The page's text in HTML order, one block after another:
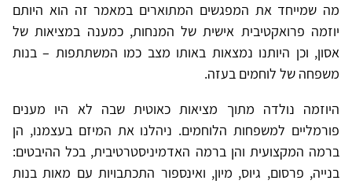
מה שמייחד את המפגשים המתוארים במאמר זה הוא היותם
יוזמה פרואקטיבית אישית של המנחות, כמענה במציאות של
אסון, וכן היותנו נמצאות באותו מצב כמו המשתתפות – בנות
משפחה של לוחמים בעזה.
היוזמה נולדה מתוך מציאות כאוטית שבה לא היו מענים
פורמליים למשפחות הלוחמים. ניהלנו את המיזם בעצמנו, הן
ברמה המקצועית והן ברמה האדמיניסטרטיבית, בכל ההיבטים:
בנייה, פרסום, גיוס, מיון, ואינספור התכתבויות עם מאות בנות